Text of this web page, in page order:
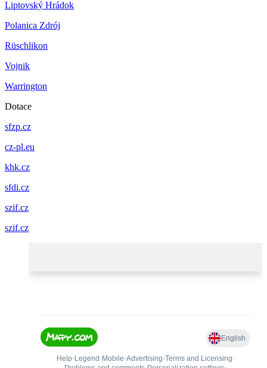
Liptovský Hrádok
Polanica Zdrój
Rüschlikon
Vojnik
Warrington
Dotace
sfzp.cz
cz-pl.eu
khk.cz
sfdi.cz
szif.cz
szif.cz